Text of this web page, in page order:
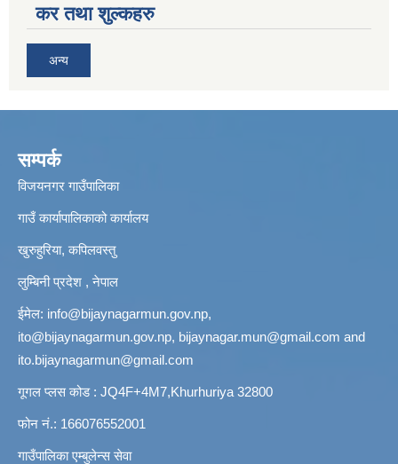
कर तथा शुल्कहरु
अन्य
सम्पर्क
विजयनगर गाउँपालिका
गाउँ कार्यापालिकाको कार्यालय
खुरुहुरिया, कपिलवस्तु
लुम्बिनी प्रदेश , नेपाल
ईमेल: info@bijaynagarmun.gov.np,
ito@bijaynagarmun.gov.np, bijaynagar.mun@gmail.com and
ito.bijaynagarmun@gmail.com
गूगल प्लस कोड : JQ4F+4M7,Khurhuriya 32800
फोन नं.: 166076552001
गाउँपालिका एम्बुलेन्स सेवा